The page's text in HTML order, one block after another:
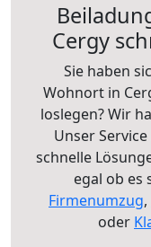
Cergy
Sie haben
Wohnort in
loslegen? Wir
Unser
schnelle
egal ob es
Firmenumzug,
oder